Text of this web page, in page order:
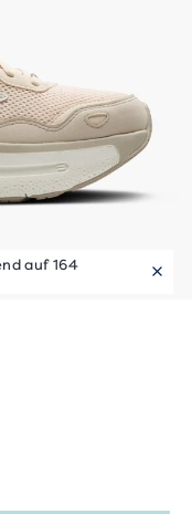
auf 164